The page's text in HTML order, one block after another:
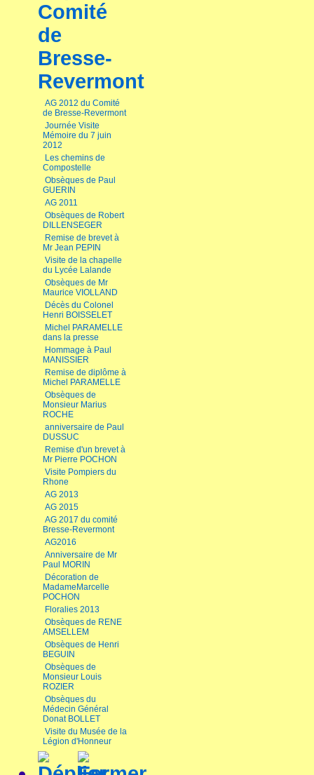
Comité
de
Bresse-
Revermont
AG 2012 du Comité
de Bresse-Revermont
Journée Visite
Mémoire du 7 juin
2012
Les chemins de
Compostelle
Obsèques de Paul
GUERIN
AG 2011
Obsèques de Robert
DILLENSEGER
Remise de brevet à
Mr Jean PEPIN
Visite de la chapelle
du Lycée Lalande
Obsèques de Mr
Maurice VIOLLAND
Décès du Colonel
Henri BOISSELET
Michel PARAMELLE
dans la presse
Hommage à Paul
MANISSIER
Remise de diplôme à
Michel PARAMELLE
Obsèques de
Monsieur Marius
ROCHE
anniversaire de Paul
DUSSUC
Remise d'un brevet à
Mr Pierre POCHON
Visite Pompiers du
Rhone
AG 2013
AG 2015
AG 2017 du comité
Bresse-Revermont
AG2016
Anniversaire de Mr
Paul MORIN
Décoration de
MadameMarcelle
POCHON
Floralies 2013
Obsèques de RENE
AMSELLEM
Obsèques de Henri
BEGUIN
Obsèques de
Monsieur Louis
ROZIER
Obsèques du
Médecin Général
Donat BOLLET
Visite du Musée de la
Légion d'Honneur